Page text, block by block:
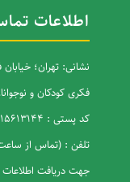
اطلاعات
نشانی: تهران؛
فکری کودکان و
کد پستی : 1415613144
تلفن : (تماس از ساعت 8 الی 14:30) 88971337-
جهت دریافت اطلاعات